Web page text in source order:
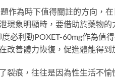
作為時下值得關註的方向，
現象明顯時，要借助於藥物
度必利勁POXET-60mg作為值
改善體力恢復，促進體能得
裂痕，往往是因為性生活不